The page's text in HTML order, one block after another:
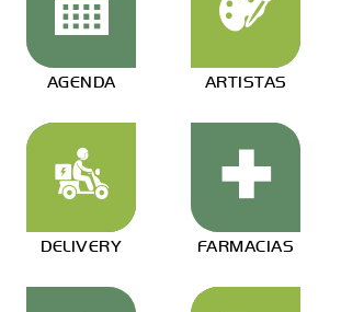
AGENDA ARTISTAS
DELIVERY FARMACIAS